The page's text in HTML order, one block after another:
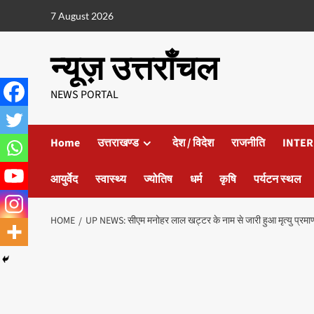
7 August 2026
न्यूज़ उत्तराँचल
NEWS PORTAL
Home उत्तराखण्ड देश / विदेश राजनीति
आयुर्वेद स्वास्थ्य ज्योतिष धर्म कृषि पर्यटन स्थल
HOME UP NEWS: सीएम मनोहर लाल खट्टर के नाम से जारी हुआ मृत्यु